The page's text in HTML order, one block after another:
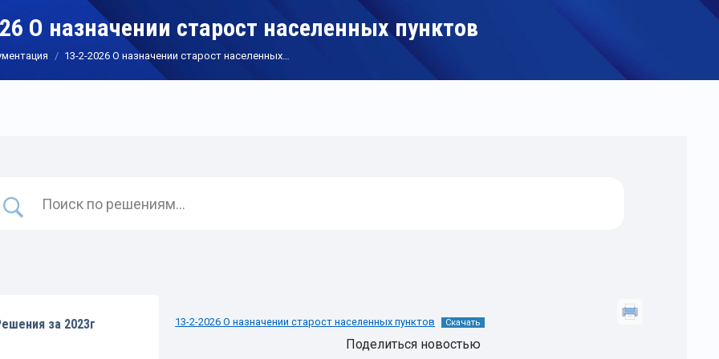
О назначении старост населенных пунктов
13-2-2026 О назначении старост населенных…
за 2023г 13-2-2026 О назначении старост населенных пунктов Скачать
Поделиться новостью